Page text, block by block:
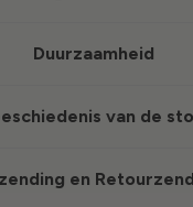
Duurzaamheid
van de
en